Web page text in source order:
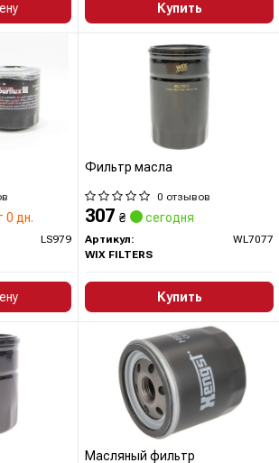
Купить
0 дн.
LS979
Фильтр масла
0 отзывов
307 ₴ сегодня
Артикул:
WL7077
WIX FILTERS
Купить
Масляный фильтр